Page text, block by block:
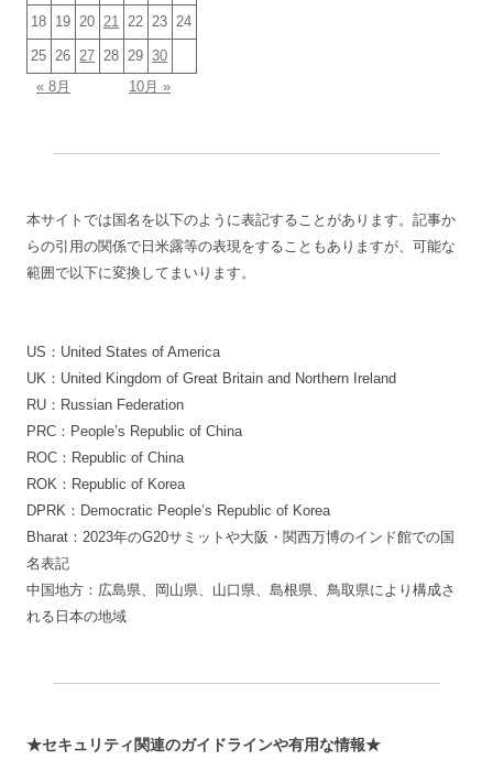
18 19 20 21 22 23 24
25 26 27 28 29 30
« 8月
10月 »
本サイトでは国名を以下のように表記することがあります。記事か
らの引用の関係で日米露等の表現をすることもありますが、可能な
範囲で以下に変換してまいります。
US：United States of America
UK：United Kingdom of Great Britain and Northern Ireland
RU：Russian Federation
PRC：People’s Republic of China
ROC：Republic of China
ROK：Republic of Korea
DPRK：Democratic People’s Republic of Korea
Bharat：2023年のG20サミットや大阪・関西万博のインド館での国
名表記
中国地方：広島県、岡山県、山口県、島根県、鳥取県により構成さ
れる日本の地域
★セキュリティ関連のガイドラインや有用な情報★